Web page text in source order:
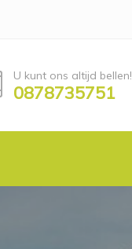
U kunt ons altijd bellen!
0878735751